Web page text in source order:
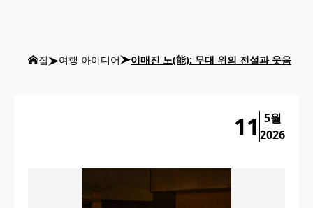
집 여행 아이디어 이매진 노(能): 무대 위의 전설과 웃음
11 5월
2026